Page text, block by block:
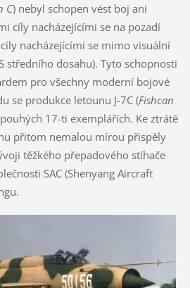
C) nebyl schopen vést boj ani
cíly nacházejícími se na pozadí
nacházejícími se mimo visuální
středního dosahu). Tyto schopnosti
pro všechny moderní bojové
se produkce letounu J-7C (Fishcan
17-ti exemplářích. Ke ztrátě
přitom nemalou mírou přispěly
těžkého přepadového stíhače
SAC (Shenyang Aircraft